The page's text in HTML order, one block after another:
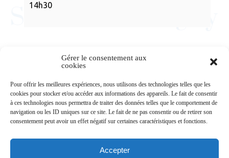
Gérer le consentement aux
cookies
Pour offrir les meilleures expériences, nous utilisons des technologies telles que les
cookies pour stocker et/ou accéder aux informations des appareils. Le fait de consentir
à ces technologies nous permettra de traiter des données telles que le comportement de
navigation ou les ID uniques sur ce site. Le fait de ne pas consentir ou de retirer son
consentement peut avoir un effet négatif sur certaines caractéristiques et fonctions.
Accepter
14h30
Newsletters
Abonnez-vous à la newsletter
>